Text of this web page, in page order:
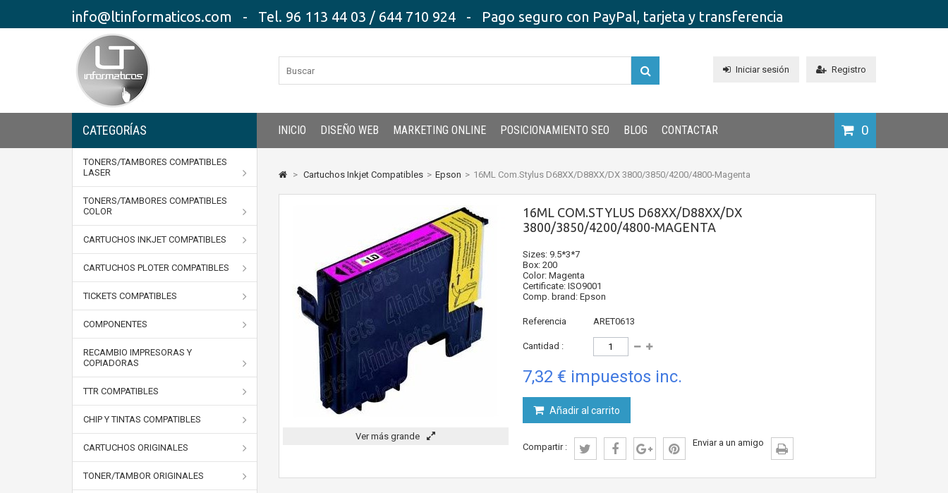
info@ltinformaticos.com - Tel. 96 113 44 03 / 644 710 924 - Pago seguro con PayPal, tarjeta y transferencia
Iniciar sesión Registro
CATEGORÍAS 0
INICIO DISEÑO WEB MARKETING ONLINE POSICIONAMIENTO SEO BLOG CONTACTAR
TONERS/TAMBORES COMPATIBLES
LASER
TONERS/TAMBORES COMPATIBLES
COLOR
CARTUCHOS INKJET COMPATIBLES
CARTUCHOS PLOTER COMPATIBLES
TICKETS COMPATIBLES
COMPONENTES
RECAMBIO IMPRESORAS Y
COPIADORAS
TTR COMPATIBLES
CHIP Y TINTAS COMPATIBLES
CARTUCHOS ORIGINALES
TONER/TAMBOR ORIGINALES
> Cartuchos Inkjet Compatibles > Epson > 16ML Com.Stylus D68XX/D88XX/DX 3800/3850/4200/4800-Magenta
Ver más grande
16ML COM.STYLUS D68XX/D88XX/DX
3800/3850/4200/4800-MAGENTA
Sizes: 9.5*3*7
Box: 200
Color: Magenta
Certificate: ISO9001
Comp. brand: Epson
Referencia ARET0613
Cantidad :
7,32 € impuestos inc.
Añadir al carrito
Compartir : Enviar a un amigo